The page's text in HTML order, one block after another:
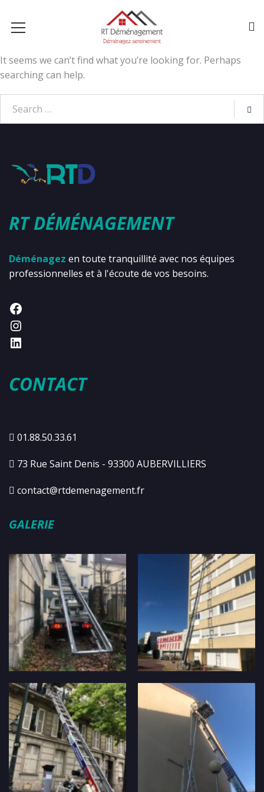
It seems we can’t find what you’re looking for. Perhaps
searching can help.
RT DÉMÉNAGEMENT
Déménagez en toute tranquillité avec nos équipes
professionnelles et à l'écoute de vos besoins.
CONTACT
01.88.50.33.61
73 Rue Saint Denis - 93300 AUBERVILLIERS
contact@rtdemenagement.fr
GALERIE